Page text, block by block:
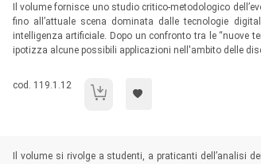
Il volume fornisce uno studio critico-metodologico
fino all’attuale scena dominata dalle tecnologie
intelligenza artificiale. Dopo un confronto tra le “nuove
ipotizza alcune possibili applicazioni nell'ambito delle
Codice libro:
cod. 119.1.12 L'analisi dei dati nelle scienze al
Sommario:
Il volume si rivolge a studenti, a praticanti dell’analisi